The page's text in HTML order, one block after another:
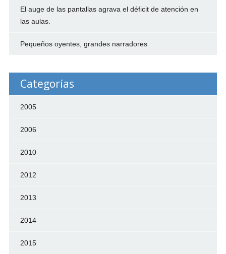
El auge de las pantallas agrava el déficit de atención en
las aulas.
Pequeños oyentes, grandes narradores
Categorías
2005
2006
2010
2012
2013
2014
2015